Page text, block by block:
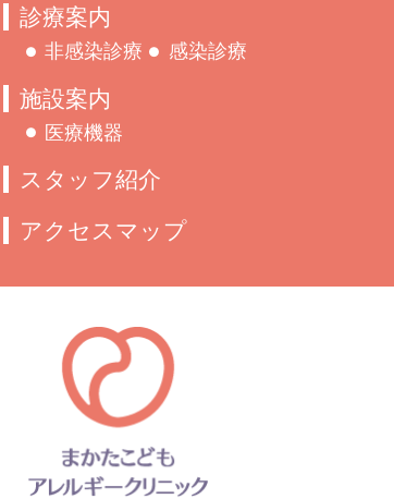
診療案内
非感染診療 感染診療
施設案内
医療機器
スタッフ紹介
アクセスマップ